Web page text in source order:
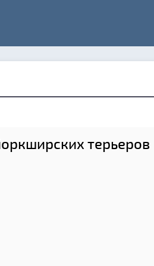
терьеров